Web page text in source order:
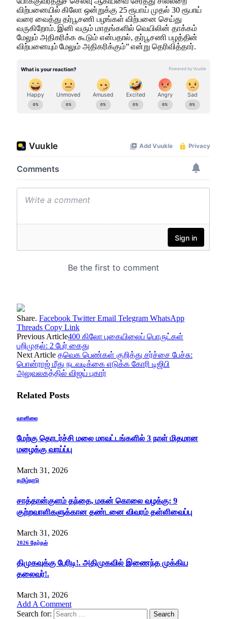
விற்பனையில் கிலோ ஒன்றுக்கு 25 ரூபாய் முதல் 30 ரூபாய்
வரை வைத்து தர்பூசணி பழங்கள் விற்பனை செய்து
வருகிறோம். இனி வரும் மாதங்களில் வெயிலின் தாக்கம்
மேலும் அதிகரிக்க கூடும் என்பதால், தர்பூசணி பழத்தின்
விற்பனையும் மேலும் அதிகரிக்கும்” என்று தெரிவித்தார்.
Share. Facebook Twitter Email Telegram WhatsApp
Threads Copy Link
Previous Article400 கிலோ புகையிலைப் பொருட்கள்
பறிமுதல்: 2 பேர் கைது
Next Article தவெக பெண்கள் குறித்து சர்ச்சை பேச்சு:
பொன்ராஜ் மீது நடவடிக்கை எடுக்க கோரி டிஜிபி
அலுவலகத்தில் விஜய் புகார்
Related Posts
வானிலை
மேற்கு தொடர்ச்சி மலை மாவட்டங்களில் 3 நாள் மிதமான
மழைக்கு வாய்ப்பு
March 31, 2026
தமிழ்நாடு
சாத்தான்குளம் தந்தை, மகன் கொலை வழக்கு: 9
குற்றவாளிகளுக்கான தண்டனை விவரம் தள்ளிவைப்பு
March 31, 2026
2026 தேர்தல்
திமுகவுக்கு பேரிடி!. அதிமுகவில் இணைந்த முக்கிய
தலைவர்!.
March 31, 2026
Add A Comment
Search for: